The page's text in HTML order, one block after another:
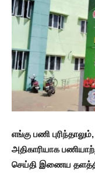
எங்கு பணி
அதிகாரியாக
செய்தி இணைய